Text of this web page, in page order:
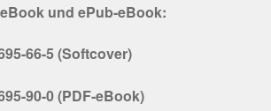
und ePub-eBook:
66-5 (Softcover)
90-0 (PDF-eBook)